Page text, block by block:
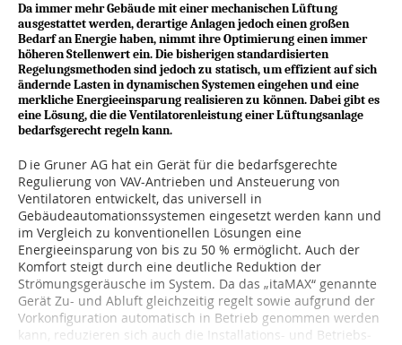
Da immer mehr Gebäude mit einer mechanischen Lüftung
ausgestattet werden, der­artige Anlagen jedoch einen großen
Bedarf an Energie haben, nimmt ihre Optimierung einen immer
höheren Stellenwert ein. Die bisherigen standardisierten
Regelungsmethoden sind jedoch zu statisch, um effizient auf sich
ändernde Lasten in dynamischen Systemen eingehen und eine
merkliche Energieeinsparung realisieren zu können. Dabei gibt es
eine Lösung, die die Ventilatorenleistung einer Lüftungsanlage
bedarfsgerecht regeln kann.
D ie Gruner AG hat ein Gerät für die bedarfsgerechte
Regulierung von VAV-Antrieben und Ansteuerung von
Ventilatoren entwickelt, das universell in
Gebäudeautomationssystemen eingesetzt werden kann und
im Vergleich zu konventionellen Lösungen eine
Energieeinsparung von bis zu 50 % ermöglicht. Auch der
Komfort steigt durch eine deutliche Reduktion der
Strömungsgeräusche im System. Da das „itaMAX“ genannte
Gerät Zu- und Abluft gleichzeitig regelt sowie aufgrund der
Vorkonfiguration automatisch in Betrieb genommen werden
kann, reduzieren sich auch die Installations- und Be­triebs­